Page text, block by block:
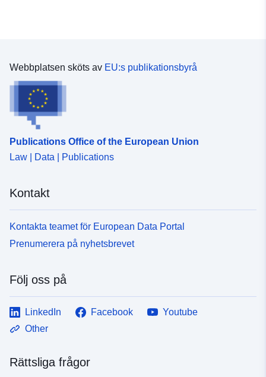
Webbplatsen sköts av EU:s publikationsbyrå
Publications Office of the European Union
Law | Data | Publications
Kontakt
Kontakta teamet för European Data Portal
Prenumerera på nyhetsbrevet
Följ oss på
LinkedIn Facebook
Youtube
Other
Rättsliga frågor